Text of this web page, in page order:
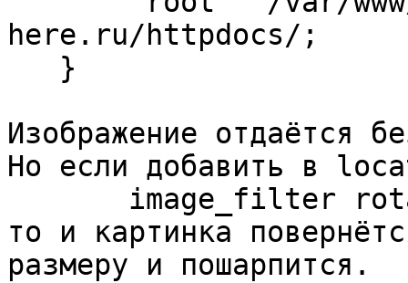
here.ru/httpdocs/;
Изображение отдаётся
Но если добавить в
то и картинка
размеру и пошарпится.